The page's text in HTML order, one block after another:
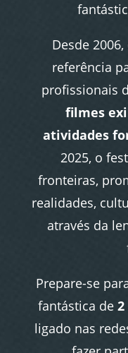
Desde
referência
profissionais
filmes
atividades
2025, o
fronteiras,
realidades,
através da
Prepare-se
fantástica de
ligado nas